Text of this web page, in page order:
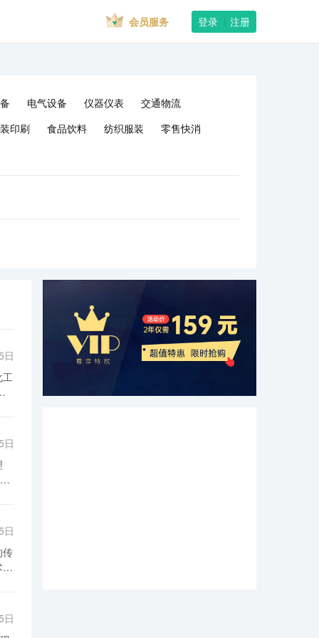
会员服务 登录 注册
电气设备 仪器仪表
交通物流
印刷 食品饮料 纺织服装
零售快消
日
工
还
需
努
日
日
日